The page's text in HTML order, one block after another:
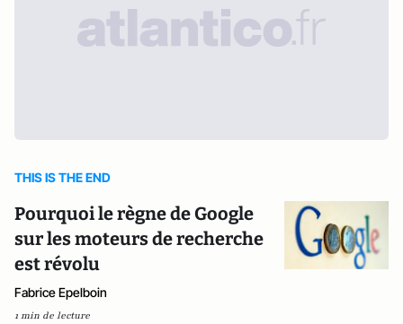
THIS IS THE END
Pourquoi le règne de Google
sur les moteurs de recherche
est révolu
Fabrice Epelboin
1 min de lecture